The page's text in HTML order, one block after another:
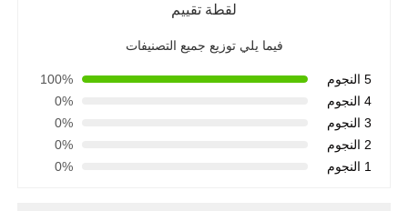
لقطة تقييم
فيما يلي توزيع جميع التصنيفات
5 النجوم
100%
4 النجوم
0%
3 النجوم
0%
2 النجوم
0%
1 النجوم
0%